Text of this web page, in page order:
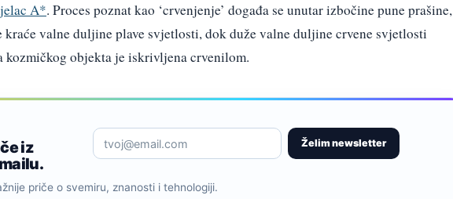
A*. Proces poznat kao ‘crvenjenje’ događa se unutar izbočine pune prašine,
kraće valne duljine plave svjetlosti, dok duže valne duljine crvene svjetlosti
kozmičkog objekta je iskrivljena crvenilom.
iz
Želim newsletter
priče o svemiru, znanosti i tehnologiji.